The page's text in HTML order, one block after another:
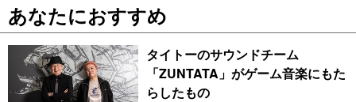
あなたにおすすめ
タイトーのサウンドチーム
「ZUNTATA」がゲーム音楽にもた
らしたもの